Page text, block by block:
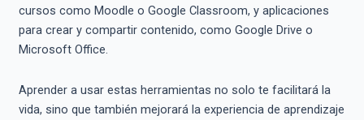
cursos como Moodle o Google Classroom, y aplicaciones
para crear y compartir contenido, como Google Drive o
Microsoft Office.
Aprender a usar estas herramientas no solo te facilitará la
vida, sino que también mejorará la experiencia de aprendizaje